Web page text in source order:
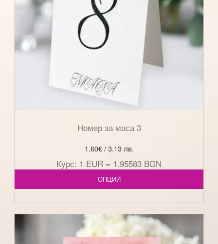
Номер за маса 3
1.60€/ 3.13 лв.
Курс: 1 EUR = 1.95583 BGN
ОПЦИИ